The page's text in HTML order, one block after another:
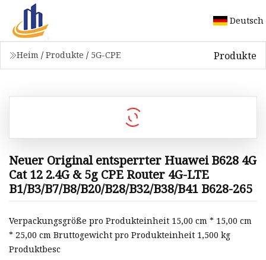
Deutsch
Heim / Produkte / 5G-CPE Produkte
Neuer Original entsperrter Huawei B628 4G
Cat 12 2.4G & 5g CPE Router 4G-LTE
B1/B3/B7/B8/B20/B28/B32/B38/B41 B628-265
Verpackungsgröße pro Produkteinheit 15,00 cm * 15,00 cm
* 25,00 cm Bruttogewicht pro Produkteinheit 1,500 kg
Produktbesc